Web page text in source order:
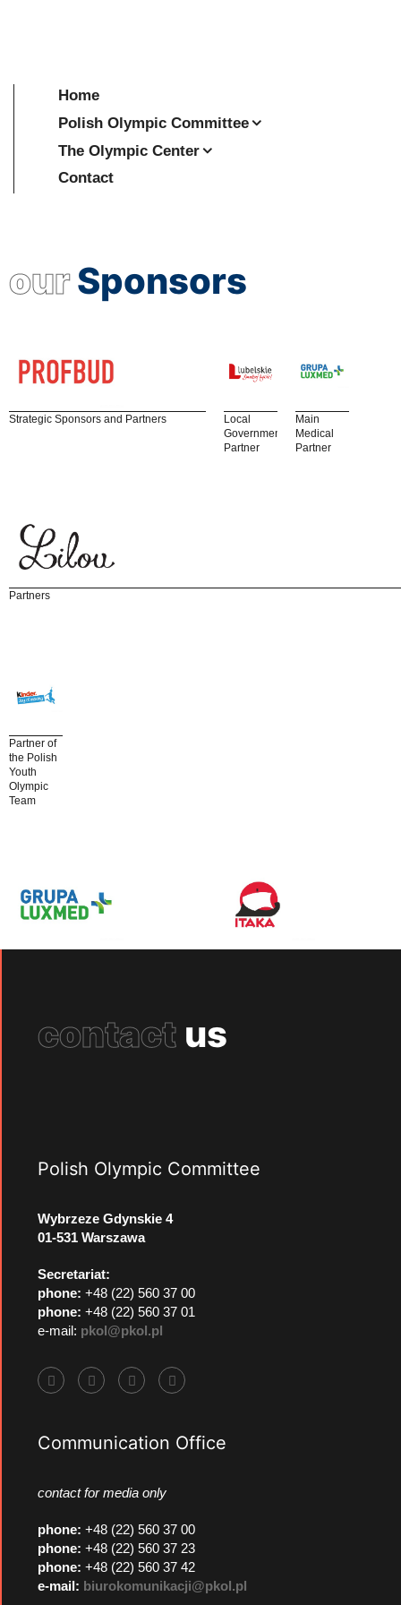
Home
Polish Olympic Committee
The Olympic Center
Contact
ourSponsors
Strategic Sponsors and Partners
Local
Government
Partner
Main
Medical
Partner
Partners
Partner of
the Polish
Youth
Olympic
Team
contact us
Polish Olympic Committee
Wybrzeze Gdynskie 4
01-531 Warszawa
Secretariat:
phone: +48 (22) 560 37 00
phone: +48 (22) 560 37 01
e-mail: pkol@pkol.pl
Communication Office
contact for media only
phone: +48 (22) 560 37 00
phone: +48 (22) 560 37 23
phone: +48 (22) 560 37 42
e-mail: biurokomunikacji@pkol.pl